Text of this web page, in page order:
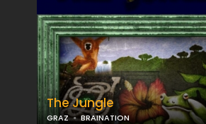
The Jungle
GRAZ BRAINATION